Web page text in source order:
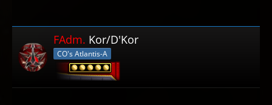
FAdm. Kor/D'Kor
CO's Atlantis-A